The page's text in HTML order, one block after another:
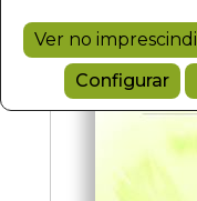
Ver no
Configurar